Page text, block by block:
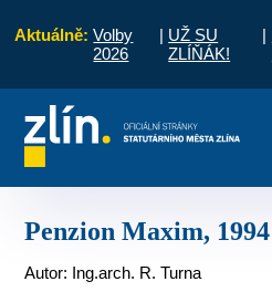
Aktuálně: Volby
2026
| UŽ SU
ZLÍŇÁK!
|
vyřídit
Penzion Maxim, 1994
Autor: Ing.arch. R. Turna